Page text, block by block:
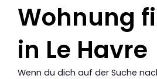
Wohnung
in Le Havre
Wenn du dich auf der Suche